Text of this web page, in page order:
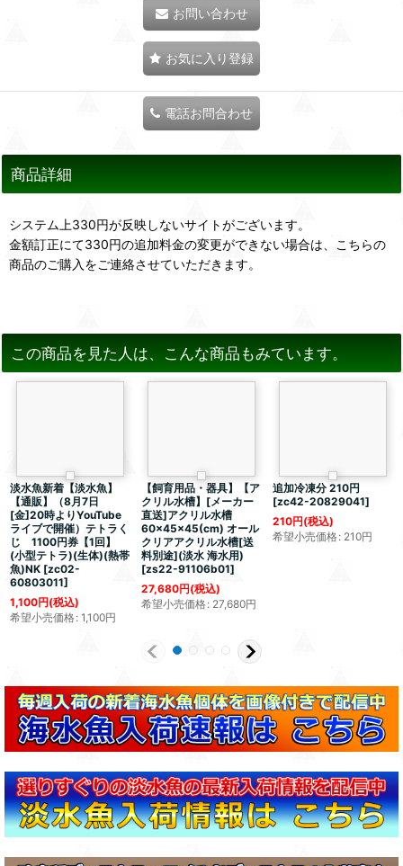
お問い合わせ
お気に入り登録
電話お問合わせ
商品詳細
システム上330円が反映しないサイトがございます。
金額訂正にて330円の追加料金の変更ができない場合は、こちらの
商品のご購入をご連絡させていただきます。
この商品を見た人は、こんな商品もみています。
淡水魚新着【淡水魚】
【通販】（8月7日
[金]20時よりYouTube
ライブで開催）テトラく
じ 1100円券【1回】
(小型テトラ)(生体)(熱帯
魚)NK [zc02-
60803011]
1,100円(税込)
希望小売価格: 1,100円
【飼育用品・器具】【ア
クリル水槽】[メーカー
直送]アクリル水槽
60×45×45(cm) オール
クリアアクリル水槽[送
料別途](淡水 海水用)
[zs22-91106b01]
27,680円(税込)
希望小売価格: 27,680円
追加冷凍分 210円
[zc42-20829041]
210円(税込)
希望小売価格: 210円